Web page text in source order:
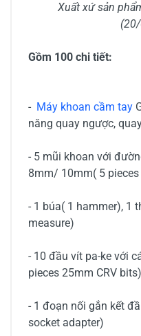
Xuất xứ sản
Gồm 100 chi tiết:
- Máy khoan cầm tay
năng quay ngược,
- 5 mũi khoan với
8mm/ 10mm( 5
- 1 búa( 1 hammer), 1
measure)
- 10 đầu vít pa-ke với
pieces 25mm CRV bits)
- 1 đoạn nối gắn kết
socket adapter)